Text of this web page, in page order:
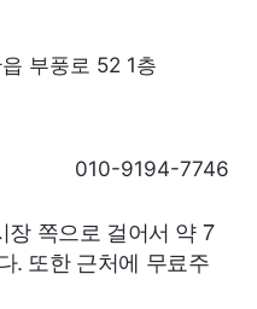
부풍로 52 1층
010-9194-7746
쪽으로 걸어서 약 7
. 또한 근처에 무료주